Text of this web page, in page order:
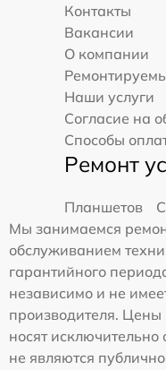
Контакты
Вакансии
О компании
Наши услуги
Согласие на
Способы
Ремонт
Планшетов
Мы занимаемся
обслуживанием
гарантийного
независимо и не
производителя. Цены
носят
не являются